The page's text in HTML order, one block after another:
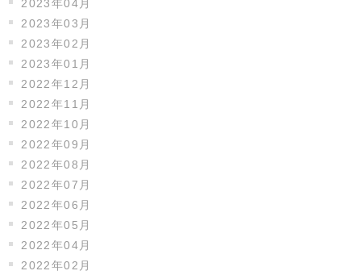
2023年04月
2023年03月
2023年02月
2023年01月
2022年12月
2022年11月
2022年10月
2022年09月
2022年08月
2022年07月
2022年06月
2022年05月
2022年04月
2022年02月